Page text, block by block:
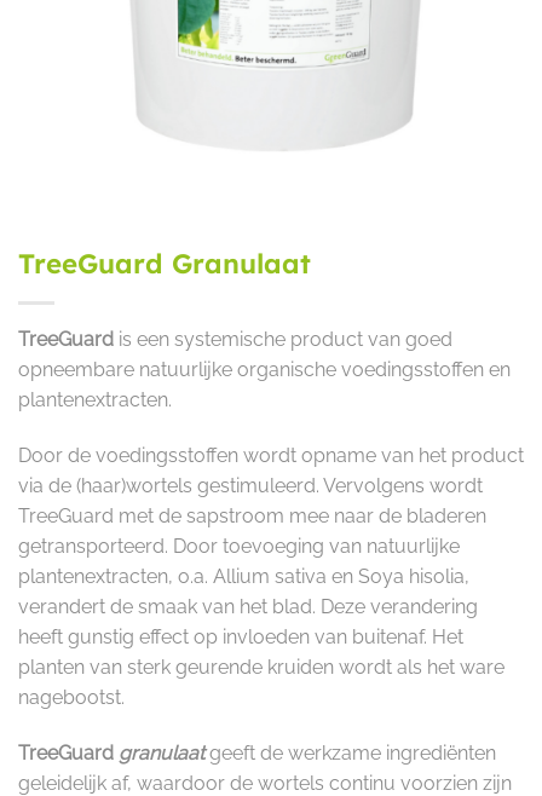
TreeGuard Granulaat
TreeGuard is een systemische product van goed
opneembare natuurlijke organische voedingsstoffen en
plantenextracten.
Door de voedingsstoffen wordt opname van het product
via de (haar)wortels gestimuleerd. Vervolgens wordt
TreeGuard met de sapstroom mee naar de bladeren
getransporteerd. Door toevoeging van natuurlijke
plantenextracten, o.a. Allium sativa en Soya hisolia,
verandert de smaak van het blad. Deze verandering
heeft gunstig effect op invloeden van buitenaf. Het
planten van sterk geurende kruiden wordt als het ware
nagebootst.
TreeGuard granulaatgeeft de werkzame ingrediënten
geleidelijk af, waardoor de wortels continu voorzien zijn